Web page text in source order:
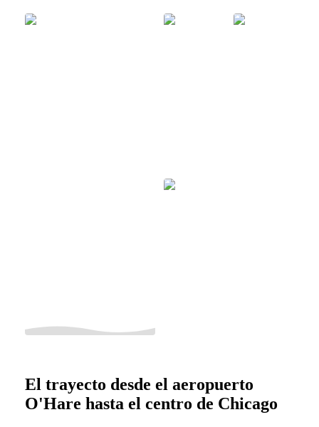
El trayecto desde el aeropuerto
O'Hare hasta el centro de Chicago